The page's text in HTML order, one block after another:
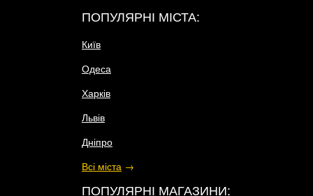
ПОПУЛЯРНІ МІСТА:
Київ
Одеса
Харків
Львів
Дніпро
Всі міста →
ПОПУЛЯРНІ МАГАЗИНИ: